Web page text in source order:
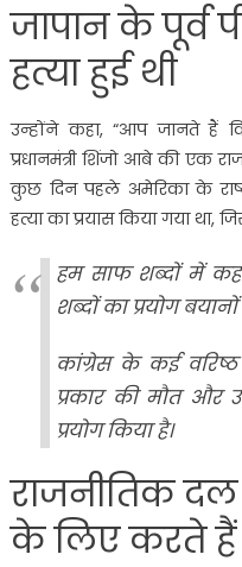
जापान के पूर्व
हत्या हुई थी
उन्होंने कहा, “आप जानते हैं
प्रधानमंत्री शिंजो आबे की एक
कुछ दिन पहले अमेरिका के
हत्या का प्रयास किया गया था,
हम साफ शब्दों में
शब्दों का प्रयोग
कांग्रेस के कई
प्रकार की मौत और
प्रयोग किया है।
राजनीतिक
के लिए करते हैं